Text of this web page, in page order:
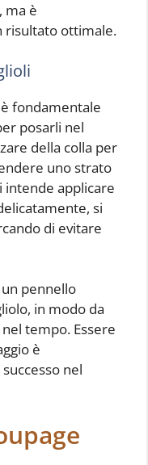
ma è
risultato ottimale.
fondamentale
posarli nel
della colla per
uno strato
intende applicare
si
di evitare
un pennello
in modo da
tempo. Essere
è
nel